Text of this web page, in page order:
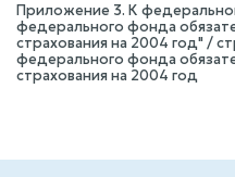
Приложение 3. К
федерального фонда
страхования на 2004 год" /
федерального фонда
страхования на 2004 год